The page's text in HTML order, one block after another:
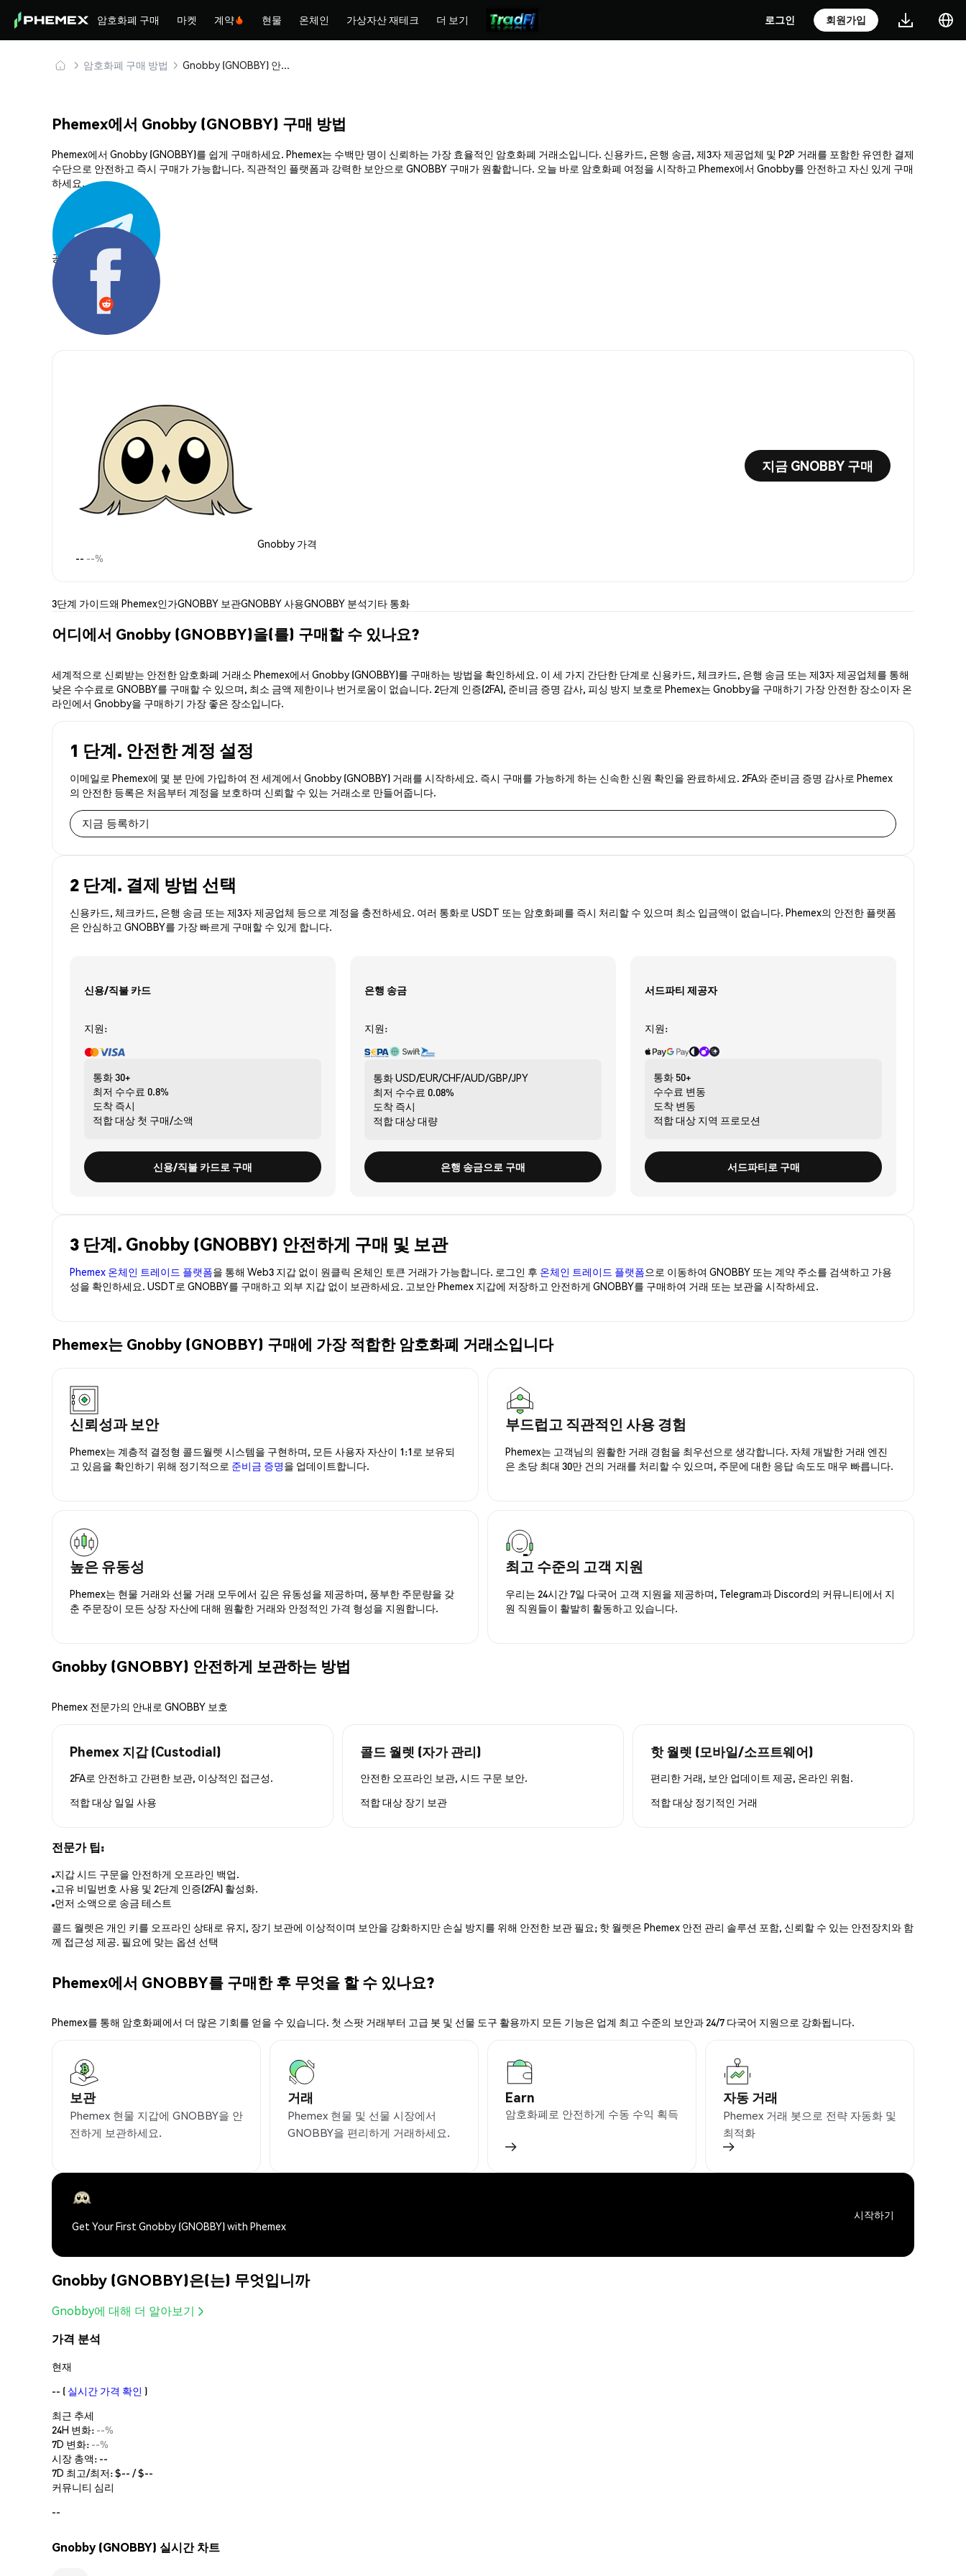
암호화폐 구매 마켓 계약 현물 온체인 가상자산 재테크 더 보기 로그인 회원가입
암호화폐 구매 방법 Gnobby (GNOBBY) 안전하게 구매 및 보관
Phemex에서 Gnobby (GNOBBY) 구매 방법
Phemex에서 Gnobby (GNOBBY)를 쉽게 구매하세요. Phemex는 수백만 명이 신뢰하는 가장 효율적인 암호화폐 거래소입니다. 신용카드, 은행 송금, 제3자 제공업체 및 P2P 거래를 포함한 유연한 결제
수단으로 안전하고 즉시 구매가 가능합니다. 직관적인 플랫폼과 강력한 보안으로 GNOBBY 구매가 원활합니다. 오늘 바로 암호화폐 여정을 시작하고 Phemex에서 Gnobby를 안전하고 자신 있게 구매
하세요.
공유하기:
Gnobby 가격
-- --%
지금 GNOBBY 구매
3단계 가이드왜 Phemex인가GNOBBY 보관GNOBBY 사용GNOBBY 분석기타 통화
어디에서 Gnobby (GNOBBY)을(를) 구매할 수 있나요?
세계적으로 신뢰받는 안전한 암호화폐 거래소 Phemex에서 Gnobby (GNOBBY)를 구매하는 방법을 확인하세요. 이 세 가지 간단한 단계로 신용카드, 체크카드, 은행 송금 또는 제3자 제공업체를 통해
낮은 수수료로 GNOBBY를 구매할 수 있으며, 최소 금액 제한이나 번거로움이 없습니다. 2단계 인증(2FA), 준비금 증명 감사, 피싱 방지 보호로 Phemex는 Gnobby을 구매하기 가장 안전한 장소이자 온
라인에서 Gnobby을 구매하기 가장 좋은 장소입니다.
1 단계. 안전한 계정 설정
이메일로 Phemex에 몇 분 만에 가입하여 전 세계에서 Gnobby (GNOBBY) 거래를 시작하세요. 즉시 구매를 가능하게 하는 신속한 신원 확인을 완료하세요. 2FA와 준비금 증명 감사로 Phemex
의 안전한 등록은 처음부터 계정을 보호하며 신뢰할 수 있는 거래소로 만들어줍니다.
지금 등록하기
2 단계. 결제 방법 선택
신용카드, 체크카드, 은행 송금 또는 제3자 제공업체 등으로 계정을 충전하세요. 여러 통화로 USDT 또는 암호화폐를 즉시 처리할 수 있으며 최소 입금액이 없습니다. Phemex의 안전한 플랫폼
은 안심하고 GNOBBY를 가장 빠르게 구매할 수 있게 합니다.
신용/직불 카드
지원:
통화30+
최저 수수료 0.8%
도착 즉시
적합 대상 첫 구매/소액
신용/직불 카드로 구매
은행 송금
지원:
통화USD/EUR/CHF/AUD/GBP/JPY
최저 수수료 0.08%
도착 즉시
적합 대상대량
은행 송금으로 구매
서드파티 제공자
지원:
통화 50+
수수료 변동
도착 변동
적합 대상 지역 프로모션
서드파티로 구매
3 단계. Gnobby (GNOBBY) 안전하게 구매 및 보관
Phemex 온체인 트레이드 플랫폼을 통해 Web3 지갑 없이 원클릭 온체인 토큰 거래가 가능합니다. 로그인 후 온체인 트레이드 플랫폼으로 이동하여 GNOBBY 또는 계약 주소를 검색하고 가용
성을 확인하세요. USDT로 GNOBBY를 구매하고 외부 지갑 없이 보관하세요. 고보안 Phemex 지갑에 저장하고 안전하게 GNOBBY를 구매하여 거래 또는 보관을 시작하세요.
Phemex는 Gnobby (GNOBBY) 구매에 가장 적합한 암호화폐 거래소입니다
신뢰성과 보안
Phemex는 계층적 결정형 콜드월렛 시스템을 구현하며, 모든 사용자 자산이 1:1로 보유되
고 있음을 확인하기 위해 정기적으로 준비금 증명을 업데이트합니다.
부드럽고 직관적인 사용 경험
Phemex는 고객님의 원활한 거래 경험을 최우선으로 생각합니다. 자체 개발한 거래 엔진
은 초당 최대 30만 건의 거래를 처리할 수 있으며, 주문에 대한 응답 속도도 매우 빠릅니다.
높은 유동성
Phemex는 현물 거래와 선물 거래 모두에서 깊은 유동성을 제공하며, 풍부한 주문량을 갖
춘 주문장이 모든 상장 자산에 대해 원활한 거래와 안정적인 가격 형성을 지원합니다.
최고 수준의 고객 지원
우리는 24시간 7일 다국어 고객 지원을 제공하며, Telegram과 Discord의 커뮤니티에서 지
원 직원들이 활발히 활동하고 있습니다.
Gnobby (GNOBBY) 안전하게 보관하는 방법
Phemex 전문가의 안내로 GNOBBY 보호
Phemex 지갑 (Custodial)
2FA로 안전하고 간편한 보관, 이상적인 접근성.
적합 대상 일일 사용
콜드 월렛 (자가 관리)
안전한 오프라인 보관, 시드 구문 보안.
적합 대상 장기 보관
핫 월렛 (모바일/소프트웨어)
편리한 거래, 보안 업데이트 제공, 온라인 위험.
적합 대상 정기적인 거래
전문가 팁:
지갑 시드 구문을 안전하게 오프라인 백업.
고유 비밀번호 사용 및 2단계 인증(2FA) 활성화.
먼저 소액으로 송금 테스트
콜드 월렛은 개인 키를 오프라인 상태로 유지, 장기 보관에 이상적이며 보안을 강화하지만 손실 방지를 위해 안전한 보관 필요; 핫 월렛은 Phemex 안전 관리 솔루션 포함, 신뢰할 수 있는 안전장치와 함
께 접근성 제공. 필요에 맞는 옵션 선택
Phemex에서 GNOBBY를 구매한 후 무엇을 할 수 있나요?
Phemex를 통해 암호화폐에서 더 많은 기회를 얻을 수 있습니다. 첫 스팟 거래부터 고급 봇 및 선물 도구 활용까지 모든 기능은 업계 최고 수준의 보안과 24/7 다국어 지원으로 강화됩니다.
보관
Phemex 현물 지갑에 GNOBBY을 안
전하게 보관하세요.
거래
Phemex 현물 및 선물 시장에서
GNOBBY을 편리하게 거래하세요.
Earn
암호화폐로 안전하게 수동 수익 획득
자동 거래
Phemex 거래 봇으로 전략 자동화 및
최적화
Get Your First Gnobby (GNOBBY) with Phemex
시작하기
Gnobby (GNOBBY)은(는) 무엇입니까
Gnobby에 대해 더 알아보기
가격 분석
현재
-- ( 실시간 가격 확인 )
최근 추세
24H 변화: --%
7D 변화: --%
시장 총액: --
7D 최고/최저: $-- / $--
커뮤니티 심리
--
Gnobby (GNOBBY) 실시간 차트